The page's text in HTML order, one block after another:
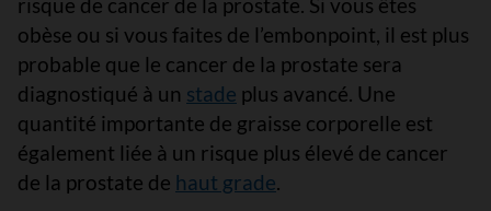
obèse ou si vous faites de l’embonpoint, il est plus
probable que le cancer de la prostate sera
diagnostiqué à un stade plus avancé. Une
quantité importante de graisse corporelle est
également liée à un risque plus élevé de cancer
de la prostate de haut grade.